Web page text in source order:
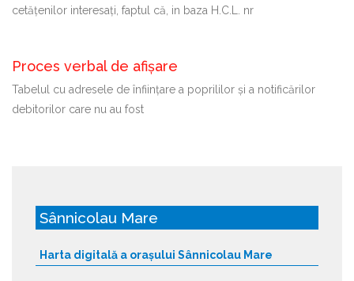
cetăţenilor interesaţi, faptul că, in baza H.C.L. nr
Proces verbal de afișare
Tabelul cu adresele de înființare a poprililor și a notificărilor
debitorilor care nu au fost
Sânnicolau Mare
Harta digitală a orașului Sânnicolau Mare